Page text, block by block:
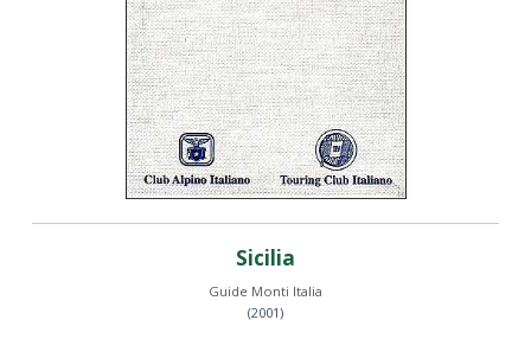
Sicilia
Guide Monti Italia
(2001)